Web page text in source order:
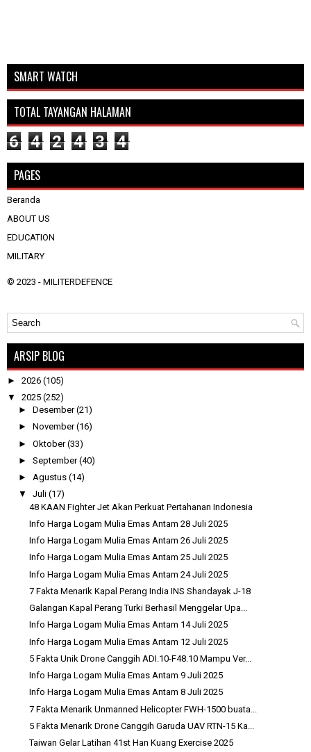
SMART WATCH
TOTAL TAYANGAN HALAMAN
6 4 2 4 3 4
PAGES
Beranda
ABOUT US
EDUCATION
MILITARY
© 2023 - MILITERDEFENCE
ARSIP BLOG
► 2026 (105)
▼ 2025 (252)
► Desember(21)
► November(16)
► Oktober(33)
► September(40)
► Agustus (14)
▼ Juli (17)
48 KAAN Fighter Jet Akan Perkuat Pertahanan Indonesia
Info Harga Logam Mulia Emas Antam 28 Juli 2025
Info Harga Logam Mulia Emas Antam 26 Juli 2025
Info Harga Logam Mulia Emas Antam 25 Juli 2025
Info Harga Logam Mulia Emas Antam 24 Juli 2025
7 Fakta Menarik Kapal Perang India INS Shandayak J-18
Galangan Kapal Perang Turki Berhasil Menggelar Upa...
Info Harga Logam Mulia Emas Antam 14 Juli 2025
Info Harga Logam Mulia Emas Antam 12 Juli 2025
5 Fakta Unik Drone Canggih ADI.10-F48.10 Mampu Ver...
Info Harga Logam Mulia Emas Antam 9 Juli 2025
Info Harga Logam Mulia Emas Antam 8 Juli 2025
7 Fakta Menarik Unmanned Helicopter FWH-1500 buata...
5 Fakta Menarik Drone Canggih Garuda UAV RTN-15 Ka...
Taiwan Gelar Latihan 41st Han Kuang Exercise 2025